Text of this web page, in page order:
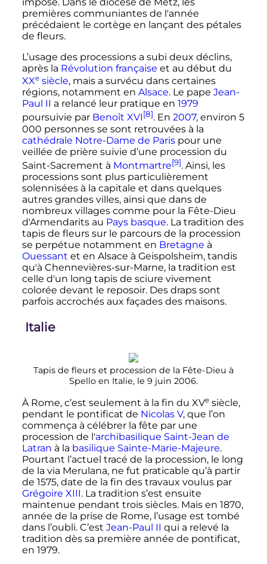
premières communiantes de l'année
précédaient le cortège en lançant des pétales
de fleurs.
L’usage des processions a subi deux déclins,
après la Révolution française et au début du
XXesiècle, mais a survécu dans certaines
régions, notamment en Alsace. Le pape Jean-
Paul II a relancé leur pratique en 1979
poursuivie par Benoît XVI[8]. En 2007, environ 5
000 personnes se sont retrouvées à la
cathédrale Notre-Dame de Parispour une
veillée de prière suivie d’une procession du
Saint-Sacrement à Montmartre[9]. Ainsi, les
processions sont plus particulièrement
solennisées à la capitale et dans quelques
autres grandes villes, ainsi que dans de
nombreux villages comme pour la Fête-Dieu
d'Armendarits au Pays basque. La tradition des
tapis de fleurs sur le parcours de la procession
se perpétue notamment en Bretagne à
Ouessant et en Alsace à Geispolsheim, tandis
qu'à Chennevières-sur-Marne, la tradition est
celle d'un long tapis de sciure vivement
colorée devant le reposoir. Des draps sont
parfois accrochés aux façades des maisons.
Italie
Tapis de fleurs et procession de la Fête-Dieu à
Spello en Italie, le 9 juin 2006.
À Rome, c’est seulement à la fin du XVe siècle,
pendant le pontificat de Nicolas V, que l’on
commença à célébrer la fête par une
procession de l'archibasilique Saint-Jean de
Latran à la basilique Sainte-Marie-Majeure.
Pourtant l’actuel tracé de la procession, le long
de la via Merulana, ne fut praticable qu’à partir
de 1575, date de la fin des travaux voulus par
Grégoire XIII. La tradition s’est ensuite
maintenue pendant trois siècles. Mais en 1870,
année de la prise de Rome, l’usage est tombé
dans l’oubli. C’est Jean-Paul II qui a relevé la
tradition dès sa première année de pontificat,
en 1979.